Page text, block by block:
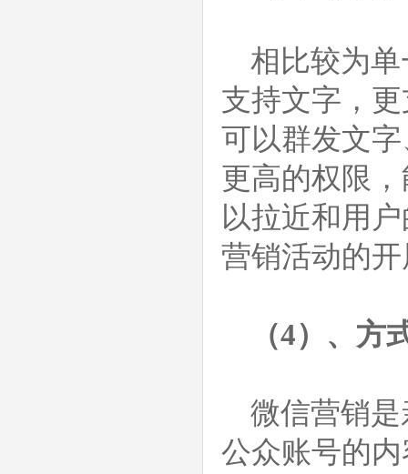
相比较为单
支持文字，
可以群发文
更高的权限
以拉近和用
营销活动的
（4）、方
微信营销是
公众账号的